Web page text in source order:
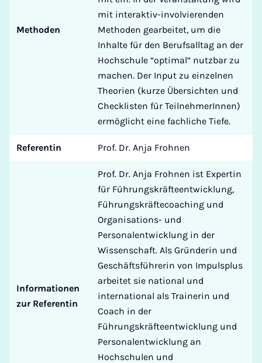
Methoden
mit interaktiv-involvierenden
Methoden gearbeitet, um die
Inhalte für den Berufsalltag an der
Hochschule “optimal“ nutzbar zu
machen. Der Input zu einzelnen
Theorien (kurze Übersichten und
Checklisten für TeilnehmerInnen)
ermöglicht eine fachliche Tiefe.
Referentin Prof. Dr. Anja Frohnen
Informationen
zur Referentin
Prof. Dr. Anja Frohnen ist Expertin
für Führungskräfteentwicklung,
Führungskräftecoaching und
Organisations- und
Personalentwicklung in der
Wissenschaft. Als Gründerin und
Geschäftsführerin von Impulsplus
arbeitet sie national und
international als Trainerin und
Coach in der
Führungskräfteentwicklung und
Personalentwicklung an
Hochschulen und